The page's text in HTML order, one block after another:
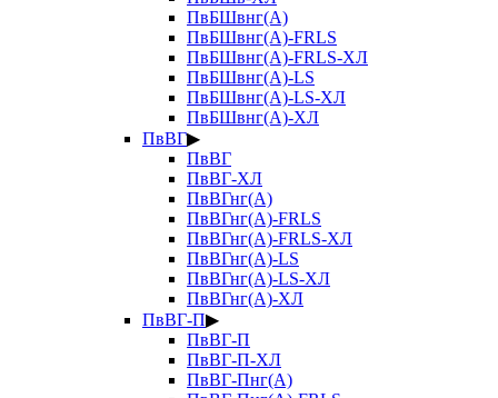
ПвБШвнг(А)
ПвБШвнг(А)-FRLS
ПвБШвнг(А)-FRLS-ХЛ
ПвБШвнг(А)-LS
ПвБШвнг(А)-LS-ХЛ
ПвБШвнг(А)-ХЛ
ПвВГ▶
ПвВГ
ПвВГ-ХЛ
ПвВГнг(А)
ПвВГнг(А)-FRLS
ПвВГнг(А)-FRLS-ХЛ
ПвВГнг(А)-LS
ПвВГнг(А)-LS-ХЛ
ПвВГнг(А)-ХЛ
ПвВГ-П▶
ПвВГ-П
ПвВГ-П-ХЛ
ПвВГ-Пнг(А)